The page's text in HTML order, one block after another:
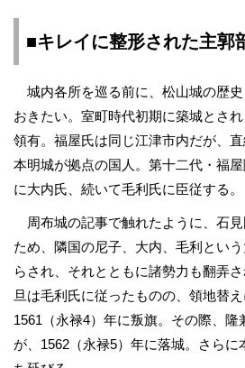
■キレイに整形された主郭
城内各所を巡る前に、松山城の歴
おきたい。室町時代初期に築城とさ
領有。福屋氏は同じ江津市内だが、
本明城が拠点の国人。第十二代・福
に大内氏、続いて毛利氏に臣従する。
周布城の記事で触れたように、石
ため、隣国の尼子、大内、毛利とい
らされ、それとともに諸勢力も翻弄
旦は毛利氏に従ったものの、領地替え
1561（永禄4）年に叛旗。その際、隆
が、1562（永禄5）年に落城。さらに